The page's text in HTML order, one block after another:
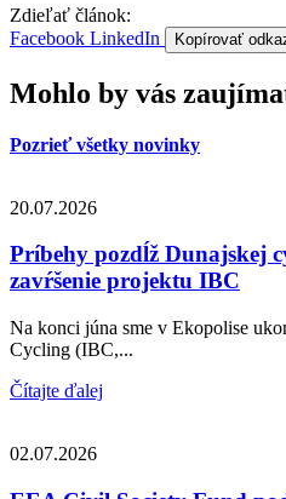
Zdieľať článok:
Facebook LinkedIn Kopírovať
Mohlo by vás
Pozrieť všetky novinky
20.07.2026
Príbehy pozdĺž Dunajskej
zavŕšenie projektu IBC
Na konci júna sme v Ekopolise
Cycling (IBC,...
Čítajte ďalej
02.07.2026